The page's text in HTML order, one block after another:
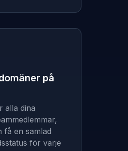
på
alla dina
få en samlad
för varje